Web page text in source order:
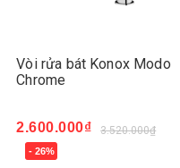
Vòi rửa bát Konox Modo
Chrome
2.600.000₫ 3.520.000₫
- 26%
Mua ngay